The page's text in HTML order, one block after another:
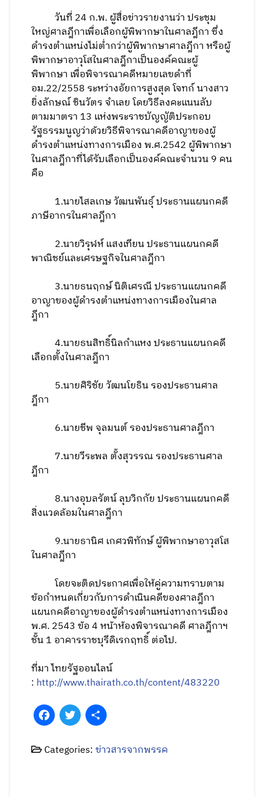
วันที่ 24 ก.พ. ผู้สื่อข่าวรายงานว่า ประชุม
ใหญ่ศาลฎีกาเพื่อเลือกผู้พิพากษาในศาลฎีกา ซึ่ง
ดำรงตำแหน่งไม่ต่ำกว่าผู้พิพากษาศาลฎีกา หรือผู้
พิพากษาอาวุโสในศาลฎีกาเป็นองค์คณะผู้
พิพากษา เพื่อพิจารณาคดีหมายเลขดำที่
อม.22/2558 ระหว่างอัยการสูงสุด โจทก์ นางสาว
ยิ่งลักษณ์ ชินวัตร จำเลย โดยวิธีลงคะแนนลับ
ตามมาตรา 13 แห่งพระราชบัญญัติประกอบ
รัฐธรรมนูญว่าด้วยวิธีพิจารณาคดีอาญาของผู้
ดำรงตำแหน่งทางการเมือง พ.ศ.2542 ผู้พิพากษา
ในศาลฎีกาที่ได้รับเลือกเป็นองค์คณะจำนวน 9 คน
คือ
1.นายไสลเกษ วัฒนพันธุ์ ประธานแผนกคดี
ภาษีอากรในศาลฎีกา
2.นายวิรุฬห์ แสงเทียน ประธานแผนกคดี
พาณิชย์และเศรษฐกิจในศาลฎีกา
3.นายธนฤกษ์ นิติเศรณี ประธานแผนกคดี
อาญาของผู้ดำรงตำแหน่งทางการเมืองในศาล
ฎีกา
4.นายธนสิทธิ์นิลกำแหง ประธานแผนกคดี
เลือกตั้งในศาลฎีกา
5.นายศิริชัย วัฒนโยธิน รองประธานศาล
ฎีกา
6.นายชีพ จุลมนต์ รองประธานศาลฎีกา
7.นายวีระพล ตั้งสุวรรณ รองประธานศาล
ฎีกา
8.นางอุบลรัตน์ ลุบวิกกัย ประธานแผนกคดี
สิ่งแวดล้อมในศาลฎีกา
9.นายธานิศ เกศวพิทักษ์ ผู้พิพากษาอาวุสโส
ในศาลฎีกา
โดยจะติดประกาศเพื่อให้คู่ความทราบตาม
ข้อกำหนดเกี่ยวกับการดำเนินคดีของศาลฎีกา
แผนกคดีอาญาของผู้ดำรงตำแหน่งทางการเมือง
พ.ศ. 2543 ข้อ 4 หน้าห้องพิจารณาคดี ศาลฎีกาฯ
ชั้น 1 อาคารราชบุรีดิเรกฤทธิ์ ต่อไป.
ที่มา ไทยรัฐออนไลน์
: http://www.thairath.co.th/content/483220
FacebookTwitter
Categories:ข่าวสารจากพรรค